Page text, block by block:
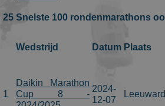
25 Snelste 100 rondenmarathons
Wedstrijd Datum Plaats
1
Daikin Marathon
Cup 8 -
2024-
12-07